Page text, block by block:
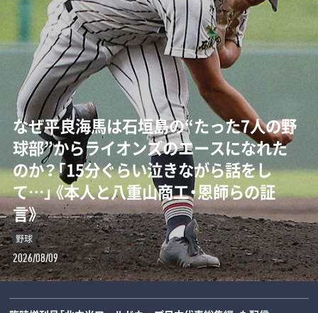
なぜ平良海馬は石垣島の“たった7人の野
球部”からライオンズのエースになれた
のか？「15分ぐらい泣きながら話をし
て…」《本人と八重山商工・恩師らの証
言》
野球
2026/08/09
「“0－0信仰”を払拭せよ」ミハイロ・ペト
ロヴィッチが注目する3人の日本人指導
者とは？「松橋力蔵さんは新潟で…」【イ
ンタビュー】
サッカー
2026/08/08
「後出しじゃんけんの天才」阪神タイガー
ス・高橋遥人、“無双”のルーツを徹底解
剖…本人と中高時代恩師が語るマニアッ
クすぎる練習とは？《常葉橘高校》
野球
2026/08/08